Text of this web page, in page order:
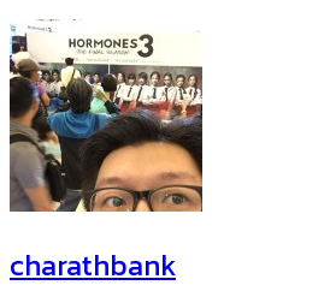
charathbank